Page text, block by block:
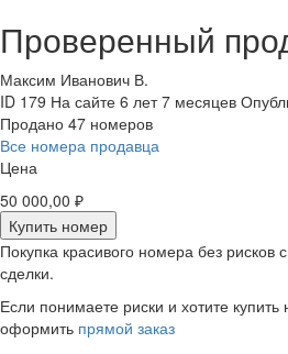
Проверенный
Максим Иванович В.
ID 179 На сайте 6 лет 7 месяцев
Продано 47 номеров
Все номера продавца
Цена
50 000,00 ₽
Купить номер
Покупка красивого номера без
сделки.
Если понимаете риски и хотите
оформить прямой заказ